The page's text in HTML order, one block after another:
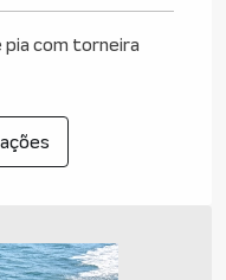
pia com torneira